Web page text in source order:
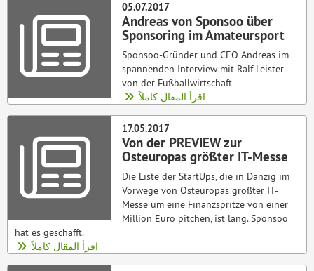
05.07.2017
Andreas von Sponsoo über
Sponsoring im Amateursport
Sponsoo-Gründer und CEO Andreas im
spannenden Interview mit Ralf Leister
von der Fußballwirtschaft
اقرأ المقال كاملاً
17.05.2017
Von der PREVIEW zur
Osteuropas größter IT-Messe
Die Liste der StartUps, die in Danzig im
Vorwege von Osteuropas größter IT-
Messe um eine Finanzspritze von einer
Million Euro pitchen, ist lang. Sponsoo
hat es geschafft.
اقرأ المقال كاملاً